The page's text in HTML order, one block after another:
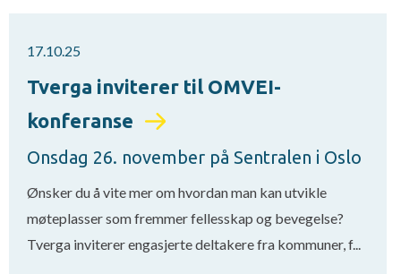
17.10.25
Tverga inviterer til OMVEI-
konferanse
Onsdag 26. november på Sentralen i Oslo
Ønsker du å vite mer om hvordan man kan utvikle
møteplasser som fremmer fellesskap og bevegelse?
Tverga inviterer engasjerte deltakere fra kommuner, f...